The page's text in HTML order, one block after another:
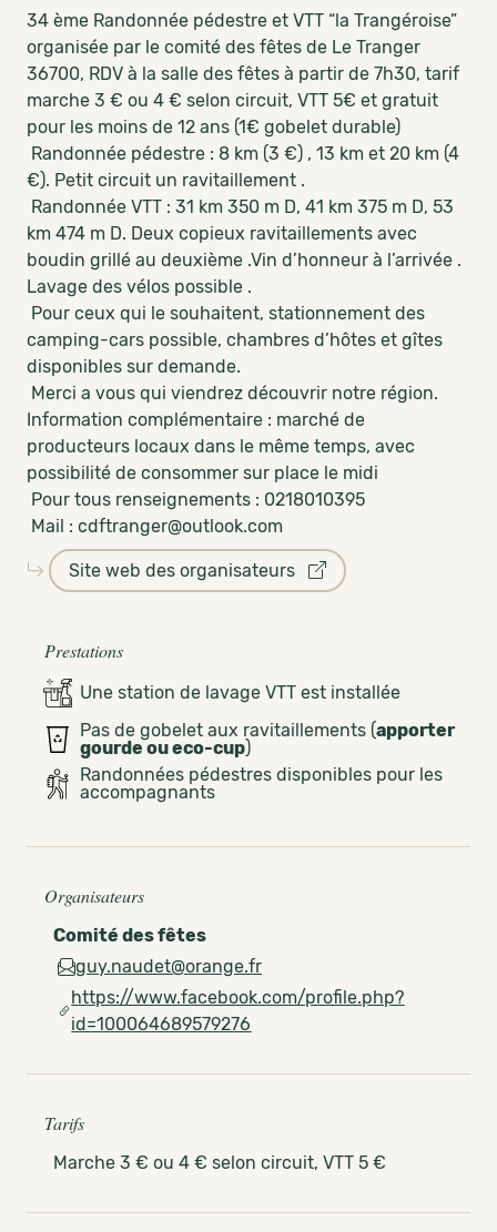
34 ème Randonnée pédestre et VTT “la Trangéroise”
organisée par le comité des fêtes de Le Tranger
36700, RDV à la salle des fêtes à partir de 7h30, tarif
marche 3 € ou 4 € selon circuit, VTT 5€ et gratuit
pour les moins de 12 ans (1€ gobelet durable)
Randonnée pédestre : 8 km (3 €) , 13 km et 20 km (4
€). Petit circuit un ravitaillement .
Randonnée VTT : 31 km 350 m D, 41 km 375 m D, 53
km 474 m D. Deux copieux ravitaillements avec
boudin grillé au deuxième .Vin d’honneur à l’arrivée .
Lavage des vélos possible .
Pour ceux qui le souhaitent, stationnement des
camping-cars possible, chambres d’hôtes et gîtes
disponibles sur demande.
Merci a vous qui viendrez découvrir notre région.
Information complémentaire : marché de
producteurs locaux dans le même temps, avec
possibilité de consommer sur place le midi
Pour tous renseignements : 0218010395
Mail : cdftranger@outlook.com
Site web des organisateurs
Prestations
Une station de lavage VTT est installée
Pas de gobelet aux ravitaillements (apporter
gourde ou eco-cup)
Randonnées pédestres disponibles pour les
accompagnants
Organisateurs
Comité des fêtes
guy.naudet@orange.fr
https://www.facebook.com/profile.php?
id=100064689579276
Tarifs
Marche 3 € ou 4 € selon circuit, VTT 5 €